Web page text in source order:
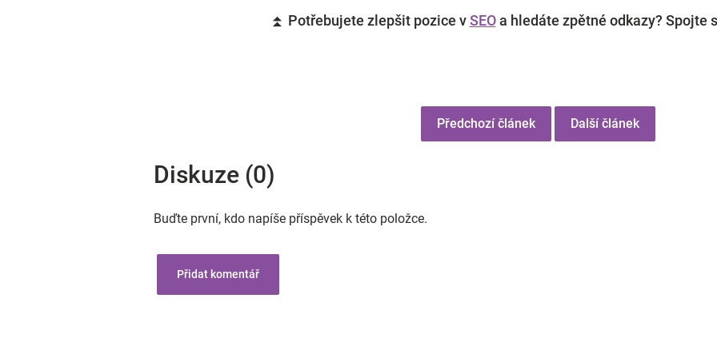
⏫ Potřebujete zlepšit pozice vSEOa hledáte zpětné odkazy? Spojte
Předchozí článek Další článek
Diskuze (0)
Buďte první, kdo napíše příspěvek k této položce.
Přidat komentář